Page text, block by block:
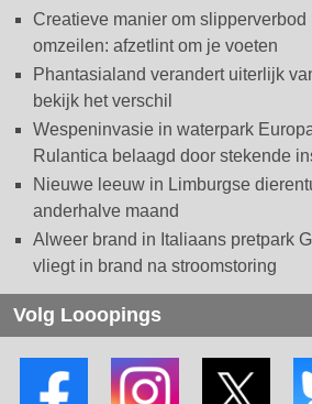
Creatieve manier om
omzeilen: afzetlint om je voeten
Phantasialand verandert uiterlijk
bekijk het verschil
Wespeninvasie in waterpark
Rulantica belaagd door stekende
Nieuwe leeuw in Limburgse
anderhalve maand
Alweer brand in Italiaans pretpark
vliegt in brand na stroomstoring
Volg Looopings